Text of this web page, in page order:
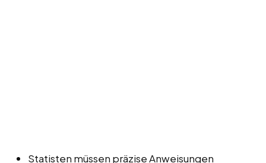
Statisten müssen präzise Anweisungen